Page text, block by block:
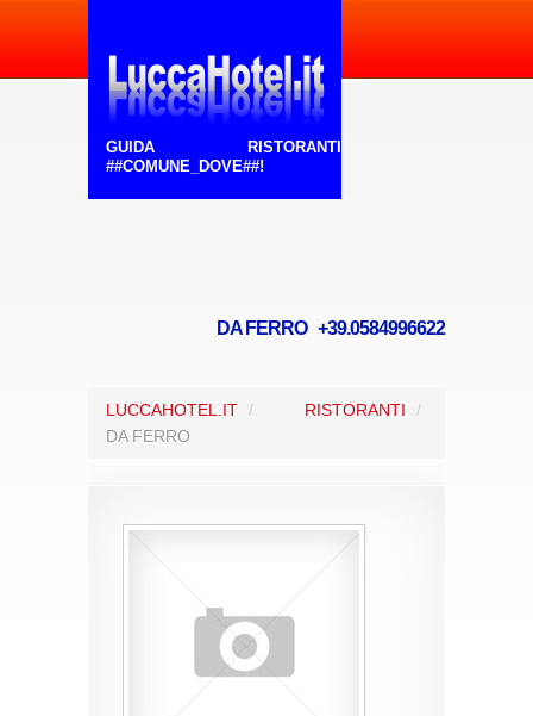
GUIDA RISTORANTI
##COMUNE_DOVE##!
DA FERRO +39.0584996622
LUCCAHOTEL.IT / RISTORANTI
/
DA FERRO